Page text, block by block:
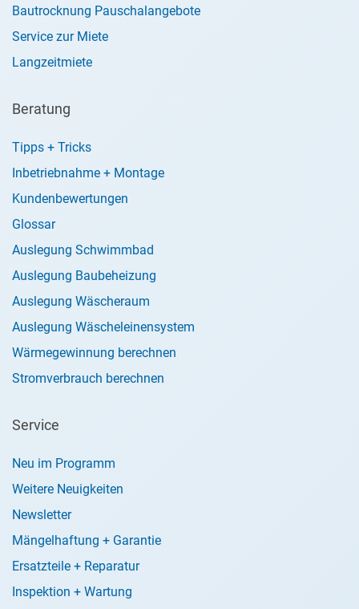
Bautrocknung Pauschalangebote
Service zur Miete
Langzeitmiete
Beratung
Tipps + Tricks
Inbetriebnahme + Montage
Kundenbewertungen
Glossar
Auslegung Schwimmbad
Auslegung Baubeheizung
Auslegung Wäscheraum
Auslegung Wäscheleinensystem
Wärmegewinnung berechnen
Stromverbrauch berechnen
Service
Neu im Programm
Weitere Neuigkeiten
Newsletter
Mängelhaftung + Garantie
Ersatzteile + Reparatur
Inspektion + Wartung